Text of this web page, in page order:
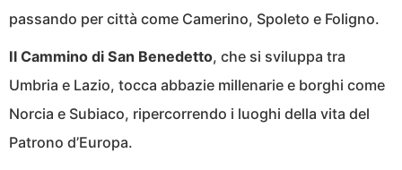
passando per città come Camerino, Spoleto e Foligno.
Il Cammino di San Benedetto, che si sviluppa tra
Umbria e Lazio, tocca abbazie millenarie e borghi come
Norcia e Subiaco, ripercorrendo i luoghi della vita del
Patrono d’Europa.